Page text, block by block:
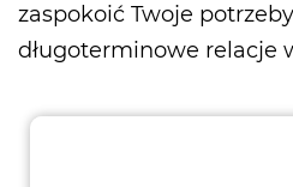
zaspokoić Twoje
długoterminowe relacje